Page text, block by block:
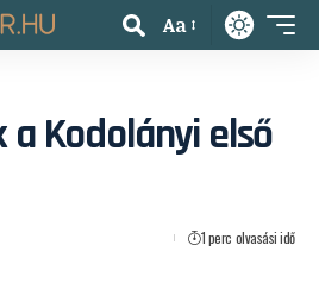
Aa
Kodolányi első
1 perc olvasási idő